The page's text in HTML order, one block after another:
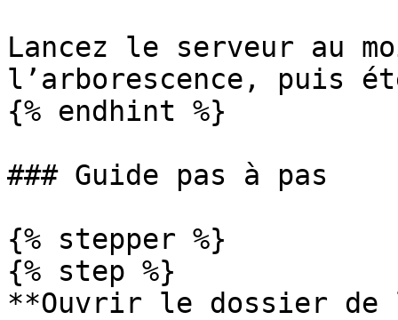
Lancez le serveur au
l’arborescence, puis
{% endhint %}
### Guide pas à pas
{% stepper %}
{% step %}
**Ouvrir le dossier de